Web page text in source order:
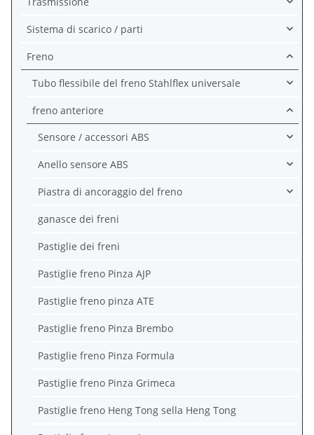
Sistema di scarico / parti
Freno
Tubo flessibile del freno Stahlflex universale
freno anteriore
Sensore / accessori ABS
Anello sensore ABS
Piastra di ancoraggio del freno
ganasce dei freni
Pastiglie dei freni
Pastiglie freno Pinza AJP
Pastiglie freno pinza ATE
Pastiglie freno Pinza Brembo
Pastiglie freno Pinza Formula
Pastiglie freno Pinza Grimeca
Pastiglie freno Heng Tong sella Heng Tong